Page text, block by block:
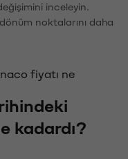
inceleyin.
noktalarını daha
fiyatı ne
kadardı?